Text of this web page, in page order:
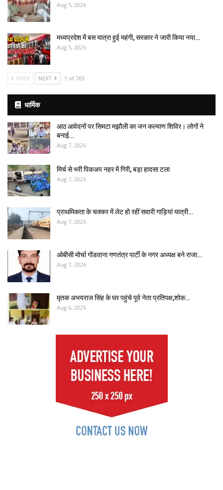
Aug 5, 2026
मध्यप्रदेश में बस यात्रा हुई महंगी, सरकार ने जारी किया नया…
Aug 5, 2026
PREV NEXT 1 of 763
धार्मिक
आठ आवेदनों पर सिमटा मझौली का जन कल्याण शिविर। लोगों ने
बनाई…
Aug 7, 2026
मिर्च से भरी पिकअप नहर में गिरी, बड़ा हादसा टला
Aug 7, 2026
प्राथमिकता के चक्कर में लेट हो रहीं सवारी गाड़ियां यात्री…
Aug 7, 2026
ओबीसी मोर्चा गोंडवाना गणतंत्र पार्टी के नगर अध्यक्ष बने राजा…
Aug 7, 2026
मृतक अभयराज सिंह के घर पहुंचे पूर्व नेता प्रतिपक्ष,शोक…
Aug 6, 2026